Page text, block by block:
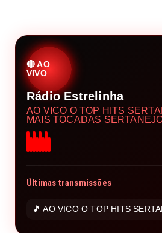
🔴 AO
VIVO
Rádio Estrelinha
AO VICO O TOP HITS
MAIS TOCADAS
Últimas transmissões